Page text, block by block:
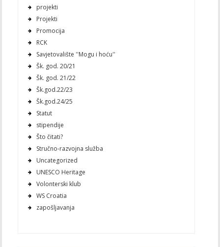
projekti
Projekti
Promocija
RCK
Savjetovalište ''Mogu i hoću''
Šk. god. 20/21
Šk. god. 21/22
Šk.god.22/23
Šk.god.24/25
Statut
stipendije
Što čitati?
Stručno-razvojna služba
Uncategorized
UNESCO Heritage
Volonterski klub
WS Croatia
zapošljavanja